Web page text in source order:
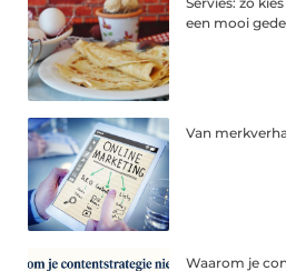
een mooi
Van
Waarom je